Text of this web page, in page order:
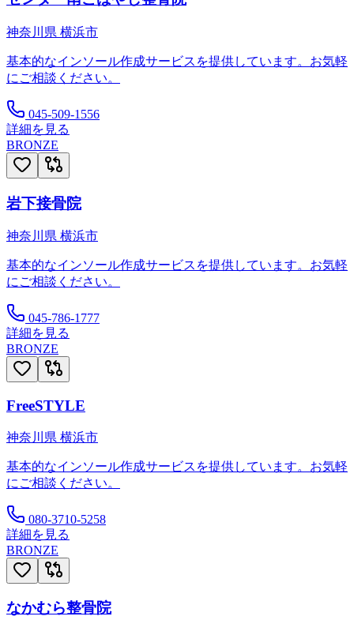
神奈川県 横浜市
基本的なインソール作成サービスを提供しています。お気軽
にご相談ください。
045-509-1556
詳細を見る
BRONZE
岩下接骨院
神奈川県 横浜市
基本的なインソール作成サービスを提供しています。お気軽
にご相談ください。
045-786-1777
詳細を見る
BRONZE
FreeSTYLE
神奈川県 横浜市
基本的なインソール作成サービスを提供しています。お気軽
にご相談ください。
080-3710-5258
詳細を見る
BRONZE
なかむら整骨院